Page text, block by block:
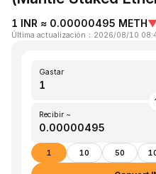
1 INR ≈ 0.00000495 METH
Última actualización ： 2026/08/10
Gastar
Recibir ~
1 10 50